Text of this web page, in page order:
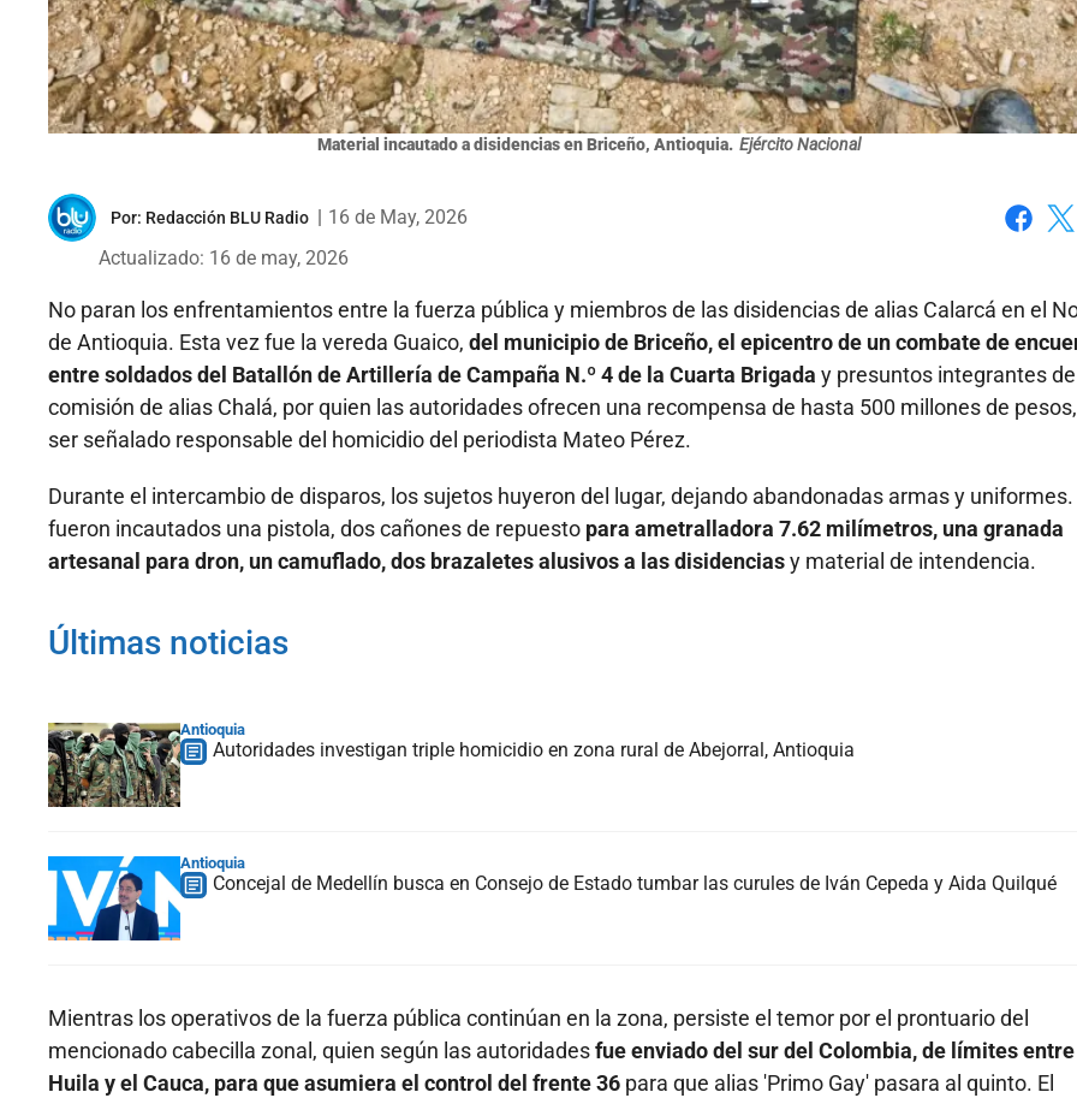
Material incautado a disidencias en Briceño, Antioquia. Ejército Nacional
Por: Redacción BLU Radio
16 de May, 2026
Actualizado: 16 de may, 2026
No paran los enfrentamientos entre la fuerza pública y miembros de las disidencias de alias Calarcá en el
de Antioquia. Esta vez fue la vereda Guaico, del municipio de Briceño, el epicentro de un combate de
entre soldados del Batallón de Artillería de Campaña N.º 4 de la Cuarta Brigada y presuntos integrantes
comisión de alias Chalá, por quien las autoridades ofrecen una recompensa de hasta 500 millones de
ser señalado responsable del homicidio del periodista Mateo Pérez.
Durante el intercambio de disparos, los sujetos huyeron del lugar, dejando abandonadas armas y
fueron incautados una pistola, dos cañones de repuesto para ametralladora 7.62 milímetros, una granada
artesanal para dron, un camuflado, dos brazaletes alusivos a las disidenciasy material de intendencia.
Últimas noticias
Antioquia
Autoridades investigan triple homicidio en zona rural de Abejorral, Antioquia
Antioquia
Concejal de Medellín busca en Consejo de Estado tumbar las curules de Iván Cepeda y Aida Quilqué
Mientras los operativos de la fuerza pública continúan en la zona, persiste el temor por el prontuario del
mencionado cabecilla zonal, quien según las autoridadesfue enviado del sur del Colombia, de límites entre
Huila y el Cauca, para que asumiera el control del frente 36 para que alias 'Primo Gay' pasara al quinto. El